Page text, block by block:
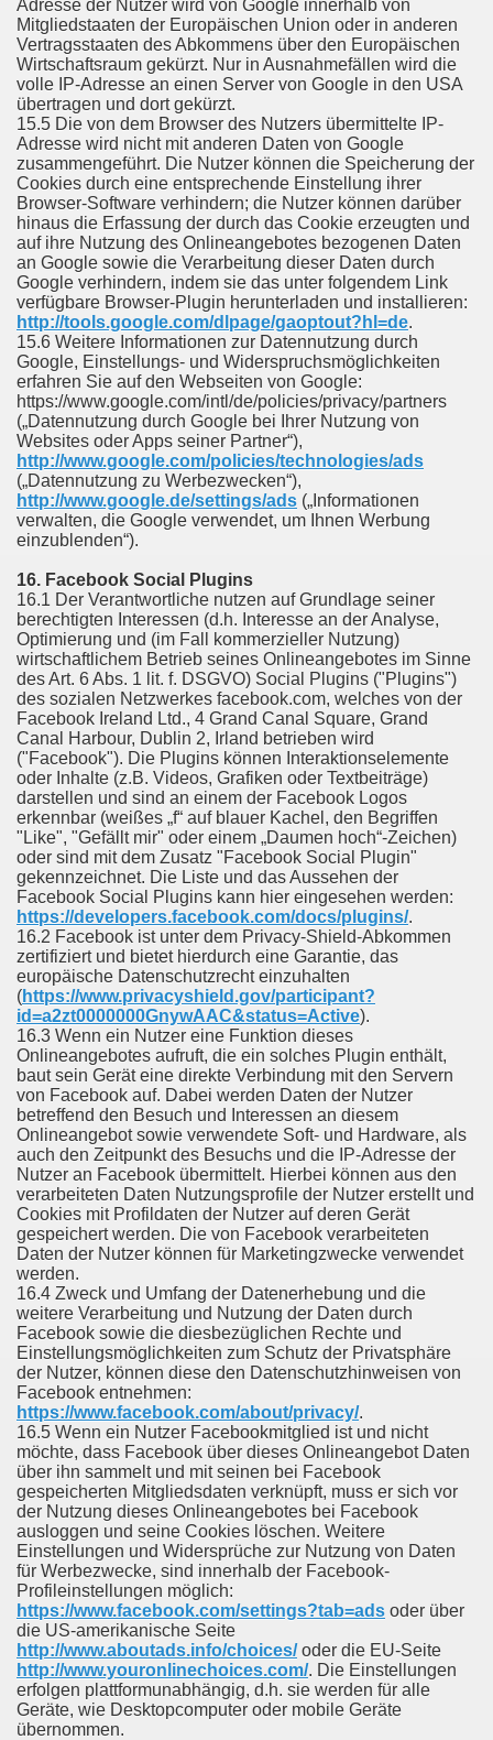
Adresse der Nutzer wird von Google innerhalb von
Mitgliedstaaten der Europäischen Union oder in anderen
Vertragsstaaten des Abkommens über den Europäischen
Wirtschaftsraum gekürzt. Nur in Ausnahmefällen wird die
volle IP-Adresse an einen Server von Google in den USA
übertragen und dort gekürzt.
15.5 Die von dem Browser des Nutzers übermittelte IP-
Adresse wird nicht mit anderen Daten von Google
zusammengeführt. Die Nutzer können die Speicherung der
Cookies durch eine entsprechende Einstellung ihrer
Browser-Software verhindern; die Nutzer können darüber
hinaus die Erfassung der durch das Cookie erzeugten und
auf ihre Nutzung des Onlineangebotes bezogenen Daten
an Google sowie die Verarbeitung dieser Daten durch
Google verhindern, indem sie das unter folgendem Link
verfügbare Browser-Plugin herunterladen und installieren:
http://tools.google.com/dlpage/gaoptout?hl=de.
15.6 Weitere Informationen zur Datennutzung durch
Google, Einstellungs- und Widerspruchsmöglichkeiten
erfahren Sie auf den Webseiten von Google:
https://www.google.com/intl/de/policies/privacy/partners
(„Datennutzung durch Google bei Ihrer Nutzung von
Websites oder Apps seiner Partner“),
http://www.google.com/policies/technologies/ads
(„Datennutzung zu Werbezwecken“),
http://www.google.de/settings/ads („Informationen
verwalten, die Google verwendet, um Ihnen Werbung
einzublenden“).
16. Facebook Social Plugins
16.1 Der Verantwortliche nutzen auf Grundlage seiner
berechtigten Interessen (d.h. Interesse an der Analyse,
Optimierung und (im Fall kommerzieller Nutzung)
wirtschaftlichem Betrieb seines Onlineangebotes im Sinne
des Art. 6 Abs. 1 lit. f. DSGVO) Social Plugins ("Plugins")
des sozialen Netzwerkes facebook.com, welches von der
Facebook Ireland Ltd., 4 Grand Canal Square, Grand
Canal Harbour, Dublin 2, Irland betrieben wird
("Facebook"). Die Plugins können Interaktionselemente
oder Inhalte (z.B. Videos, Grafiken oder Textbeiträge)
darstellen und sind an einem der Facebook Logos
erkennbar (weißes „f“ auf blauer Kachel, den Begriffen
"Like", "Gefällt mir" oder einem „Daumen hoch“-Zeichen)
oder sind mit dem Zusatz "Facebook Social Plugin"
gekennzeichnet. Die Liste und das Aussehen der
Facebook Social Plugins kann hier eingesehen werden:
https://developers.facebook.com/docs/plugins/.
16.2 Facebook ist unter dem Privacy-Shield-Abkommen
zertifiziert und bietet hierdurch eine Garantie, das
europäische Datenschutzrecht einzuhalten
(https://www.privacyshield.gov/participant?
id=a2zt0000000GnywAAC&status=Active).
16.3 Wenn ein Nutzer eine Funktion dieses
Onlineangebotes aufruft, die ein solches Plugin enthält,
baut sein Gerät eine direkte Verbindung mit den Servern
von Facebook auf. Dabei werden Daten der Nutzer
betreffend den Besuch und Interessen an diesem
Onlineangebot sowie verwendete Soft- und Hardware, als
auch den Zeitpunkt des Besuchs und die IP-Adresse der
Nutzer an Facebook übermittelt. Hierbei können aus den
verarbeiteten Daten Nutzungsprofile der Nutzer erstellt und
Cookies mit Profildaten der Nutzer auf deren Gerät
gespeichert werden. Die von Facebook verarbeiteten
Daten der Nutzer können für Marketingzwecke verwendet
werden.
16.4 Zweck und Umfang der Datenerhebung und die
weitere Verarbeitung und Nutzung der Daten durch
Facebook sowie die diesbezüglichen Rechte und
Einstellungsmöglichkeiten zum Schutz der Privatsphäre
der Nutzer, können diese den Datenschutzhinweisen von
Facebook entnehmen:
https://www.facebook.com/about/privacy/.
16.5 Wenn ein Nutzer Facebookmitglied ist und nicht
möchte, dass Facebook über dieses Onlineangebot Daten
über ihn sammelt und mit seinen bei Facebook
gespeicherten Mitgliedsdaten verknüpft, muss er sich vor
der Nutzung dieses Onlineangebotes bei Facebook
ausloggen und seine Cookies löschen. Weitere
Einstellungen und Widersprüche zur Nutzung von Daten
für Werbezwecke, sind innerhalb der Facebook-
Profileinstellungen möglich:
https://www.facebook.com/settings?tab=ads oder über
die US-amerikanische Seite
http://www.aboutads.info/choices/oder die EU-Seite
http://www.youronlinechoices.com/. Die Einstellungen
erfolgen plattformunabhängig, d.h. sie werden für alle
Geräte, wie Desktopcomputer oder mobile Geräte
übernommen.